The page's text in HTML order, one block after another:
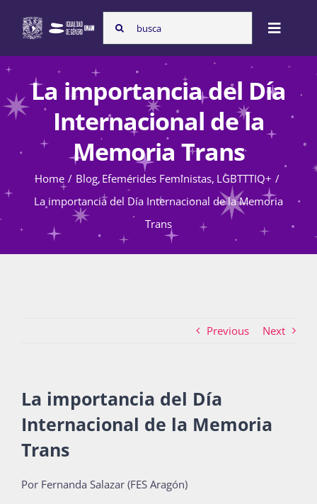
content
Search
for:
Toggle
Inicio
Nosotras
Programas
Atención de la violencia de género
La Boletina
Blog
La importancia del Día
Internacional de la
Memoria Trans
Home Blog Efemérides Feministas LGBTTTIQ+
La importancia del Día Internacional de la Memoria
Trans
Previous Next
La importancia del Día
Internacional de la Memoria
Trans
Por Fernanda Salazar (FES Aragón)